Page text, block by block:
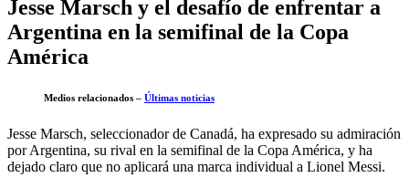
Jesse Marsch y el desafío de enfrentar a
Argentina en la semifinal de la Copa
América
Medios relacionados – Últimas noticias
Jesse Marsch, seleccionador de Canadá, ha expresado su admiración
por Argentina, su rival en la semifinal de la Copa América, y ha
dejado claro que no aplicará una marca individual a Lionel Messi.